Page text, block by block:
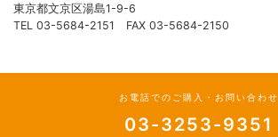
東京都文京区湯島1-9-6
TEL 03-5684-2151 FAX 03-5684-2150
お電話でのご購入・お問い合わせ
03-3253-9351